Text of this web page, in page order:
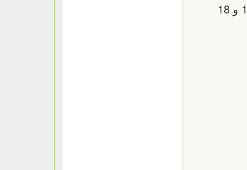
(السياحية ورجال الأعمال والدرجة الأولى) وسيتمكن العملاء من الإستفادة بهذا العرض عند شراء التذاكر أيام 16و 17 و 18